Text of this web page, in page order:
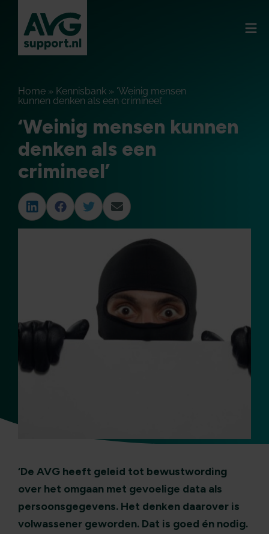
Home » Kennisbank » ‘Weinig mensen
kunnen denken als een crimineel’
‘Weinig mensen kunnen
denken als een
crimineel’
‘De AVG heeft geleid tot bewustwording
over het omgaan met gevoelige data als
persoonsgegevens. Het denken daarover is
volwassener geworden. Dat is goed én nodig.